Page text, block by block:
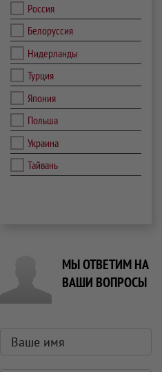
Россия
Белоруссия
Нидерланды
Турция
Япония
Польша
Украина
Тайвань
МЫ ОТВЕТИМ НА
ВАШИ ВОПРОСЫ